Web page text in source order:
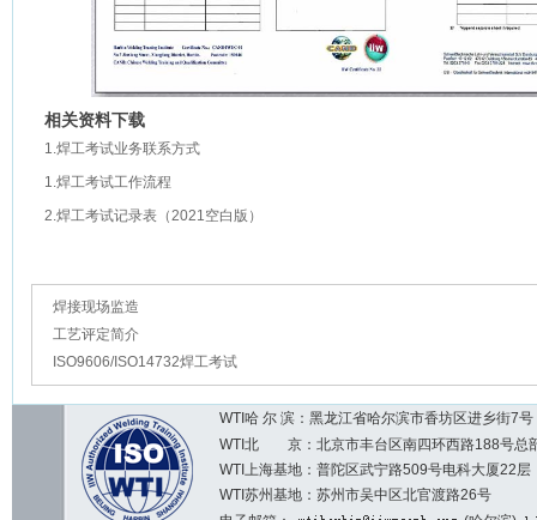
相关资料下载
1.焊工考试业务联系方式
1.焊工考试工作流程
2.焊工考试记录表（2021空白版）
焊接现场监造
工艺评定简介
ISO9606/ISO14732焊工考试
WTI哈 尔 滨：黑龙江省哈尔滨市香坊区进乡街
WTI北 京：北京市丰台区南四环西路188号总
WTI上海基地：普陀区武宁路509号电科大厦22层
WTI苏州基地：苏州市吴中区北官渡路26号